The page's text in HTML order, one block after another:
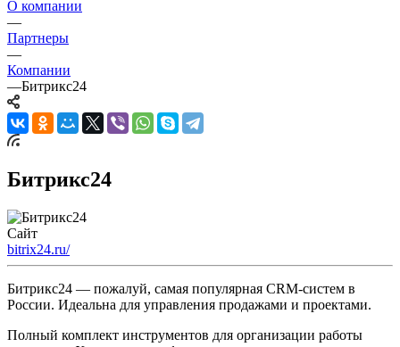
О компании
—
Партнеры
—
Компании
—Битрикс24
Битрикс24
Сайт
bitrix24.ru/
Битрикс24 — пожалуй, самая популярная CRM-систем в
России. Идеальна для управления продажами и проектами.
Полный комплект инструментов для организации работы